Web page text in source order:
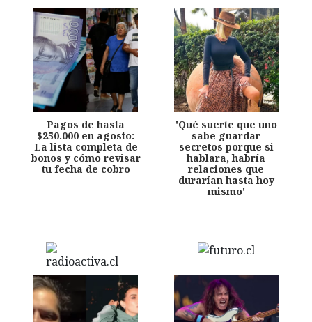
Pagos de hasta
$250.000 en agosto:
La lista completa de
bonos y cómo revisar
tu fecha de cobro
'Qué suerte que uno
sabe guardar
secretos porque si
hablara, habría
relaciones que
durarían hasta hoy
mismo'